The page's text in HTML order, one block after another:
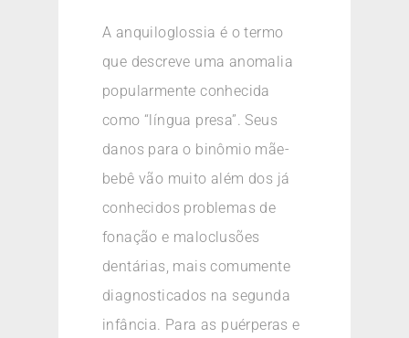
A anquiloglossia é o termo
que descreve uma anomalia
popularmente conhecida
como “língua presa”. Seus
danos para o binômio mãe-
bebê vão muito além dos já
conhecidos problemas de
fonação e maloclusões
dentárias, mais comumente
diagnosticados na segunda
infância. Para as puérperas e